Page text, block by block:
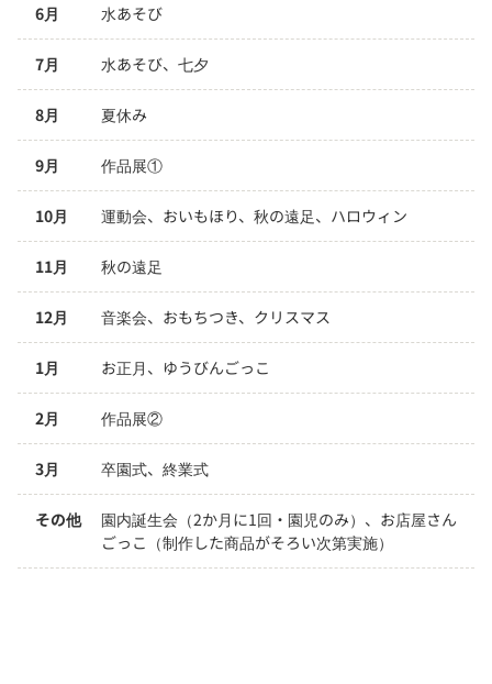
6月 水あそび
7月 水あそび、七夕
8月 夏休み
9月 作品展①
10月 運動会、おいもほり、秋の遠足、ハロウィン
11月 秋の遠足
12月 音楽会、おもちつき、クリスマス
1月 お正月、ゆうびんごっこ
2月 作品展②
3月 卒園式、終業式
その他
園内誕生会（2か月に1回・園児のみ）、お店屋さん
ごっこ（制作した商品がそろい次第実施）